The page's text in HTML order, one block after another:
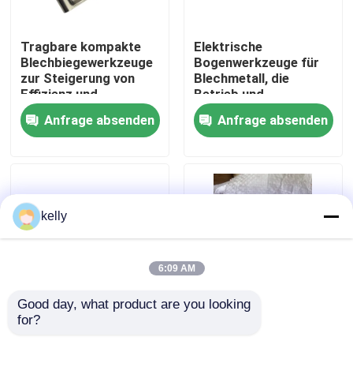
Videos
VR Show
Über uns
Qualitätskontrolle
Treten Sie mit uns in Verbindung
Nachrichten
Tragbare kompakte
Blechbiegewerkzeuge
zur Steigerung von
Effizienz und
Genauigkeit bei der
Metallbearbeitung
Anfrage absenden
Elektrische
Bogenwerkzeuge für
Blechmetall, die
Betrieb und
konsistente
Ergebnisse bieten
Anfrage absenden
Industrielle
kelly
6:09 AM
Good day, what product are you looking
for?